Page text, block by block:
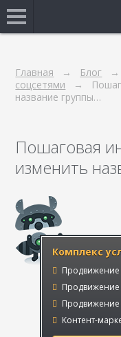
Главная Блог
соцсетями
название группы…
Пошаговая
изменить
Комплекс
Продвижение
Продвижение
Продвижение
Контент-